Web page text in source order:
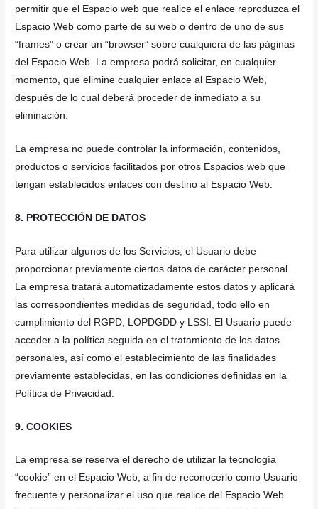
permitir que el Espacio web que realice el enlace reproduzca el
Espacio Web como parte de su web o dentro de uno de sus
“frames” o crear un “browser” sobre cualquiera de las páginas
del Espacio Web. La empresa podrá solicitar, en cualquier
momento, que elimine cualquier enlace al Espacio Web,
después de lo cual deberá proceder de inmediato a su
eliminación.
La empresa no puede controlar la información, contenidos,
productos o servicios facilitados por otros Espacios web que
tengan establecidos enlaces con destino al Espacio Web.
8. PROTECCIÓN DE DATOS
Para utilizar algunos de los Servicios, el Usuario debe
proporcionar previamente ciertos datos de carácter personal.
La empresa tratará automatizadamente estos datos y aplicará
las correspondientes medidas de seguridad, todo ello en
cumplimiento del RGPD, LOPDGDD y LSSI. El Usuario puede
acceder a la política seguida en el tratamiento de los datos
personales, así como el establecimiento de las finalidades
previamente establecidas, en las condiciones definidas en la
Política de Privacidad.
9. COOKIES
La empresa se reserva el derecho de utilizar la tecnología
“cookie” en el Espacio Web, a fin de reconocerlo como Usuario
frecuente y personalizar el uso que realice del Espacio Web